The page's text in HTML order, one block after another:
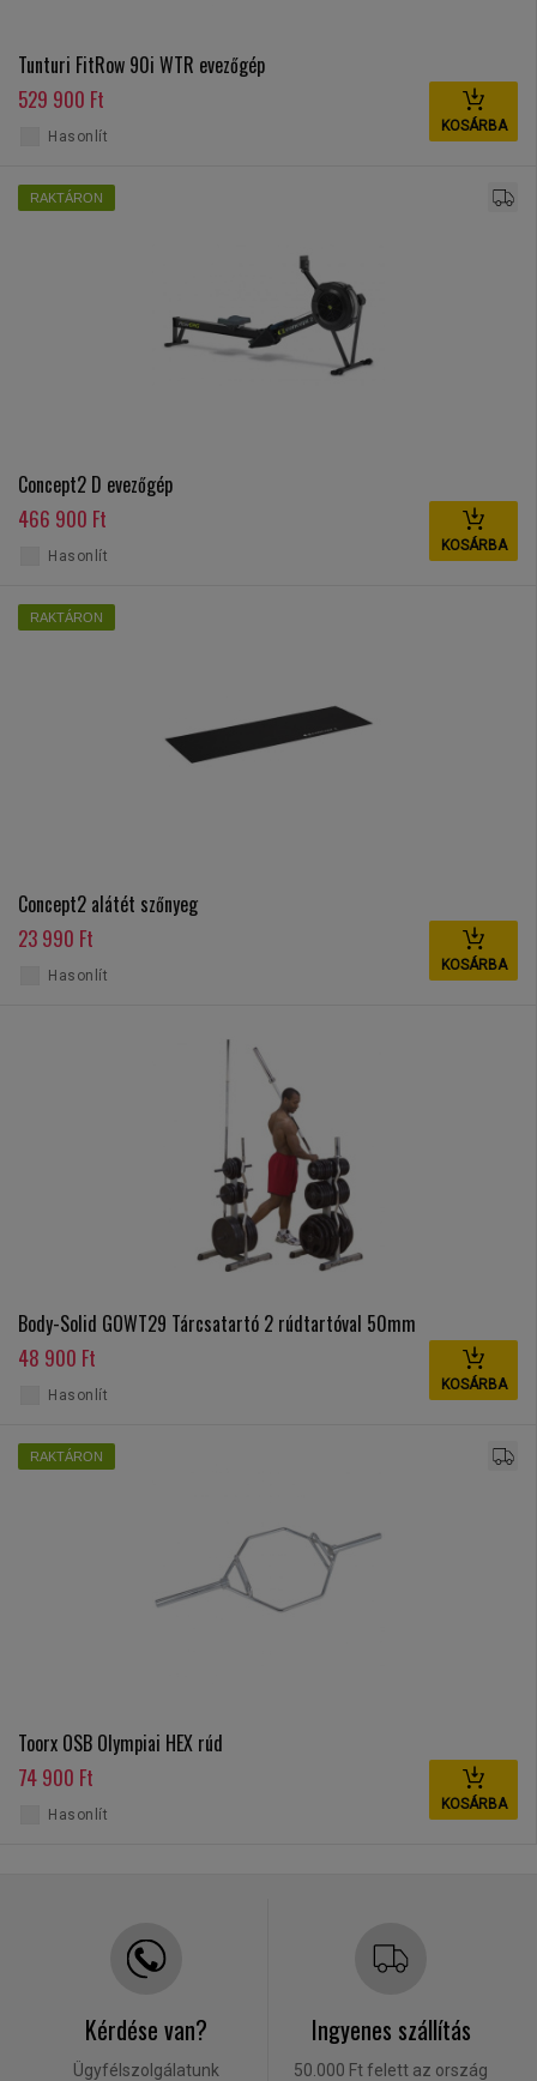
Tunturi FitRow 90i WTR evezőgép
529 900 Ft
KOSÁRBA
Hasonlít
RAKTÁRON
Concept2 D evezőgép
466 900 Ft
KOSÁRBA
Hasonlít
RAKTÁRON
Concept2 alátét szőnyeg
23 990 Ft
KOSÁRBA
Hasonlít
Body-Solid GOWT29 Tárcsatartó 2 rúdtartóval 50mm
48 900 Ft
KOSÁRBA
Hasonlít
RAKTÁRON
Toorx OSB Olympiai HEX rúd
74 900 Ft
KOSÁRBA
Hasonlít
Kérdése van?
Ügyfélszolgálatunk
Ingyenes szállítás
50.000 Ft felett az ország